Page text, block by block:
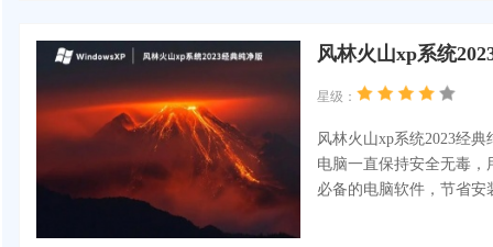
风林火山xp系统
星级：
风林火山xp系统2023经
电脑一直保持安全无毒
必备的电脑软件，节省安